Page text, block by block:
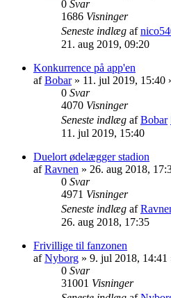
0 Svar
1686 Visninger
Seneste indlæg af
21. aug 2019, 09:20
Konkurrence på app'en
afBobar» 11. jul 2019, 15:40
0 Svar
4070 Visninger
Seneste indlæg afBobar
11. jul 2019, 15:40
Duelort ødelægger stadion
afRavnen » 26. aug 2018,
0 Svar
4971 Visninger
Seneste indlæg af
26. aug 2018, 17:35
Frivillige til fanzonen
afNyborg » 9. jul 2018, 14:41
0 Svar
31001 Visninger